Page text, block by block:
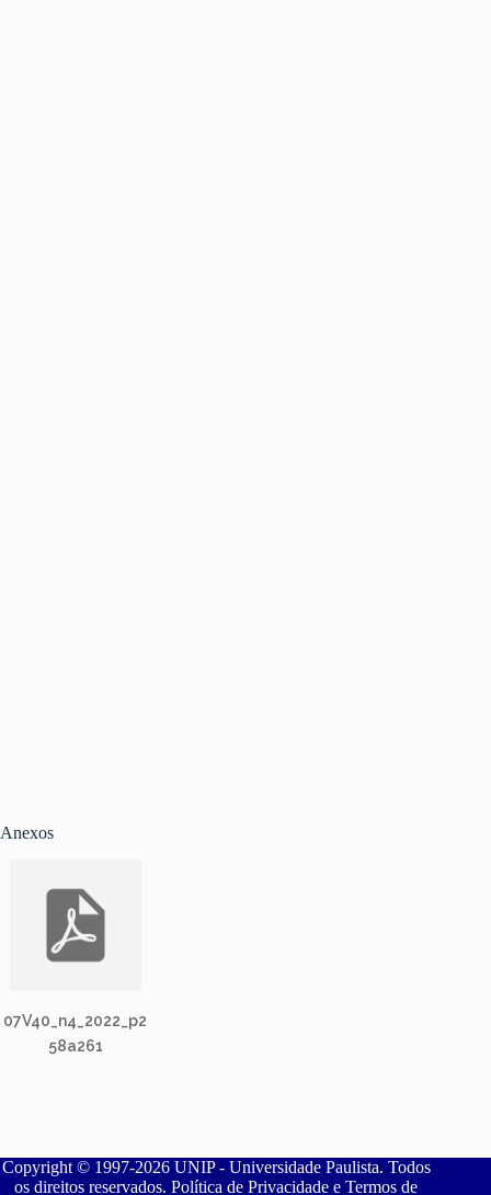
Anexos
07V40_n4_2022_p2
58a261
Copyright © 1997-2026 UNIP - Universidade Paulista. Todos
os direitos reservados. Política de Privacidade e Termos de